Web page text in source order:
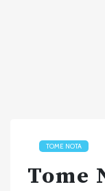
TOME NOTA
Tome